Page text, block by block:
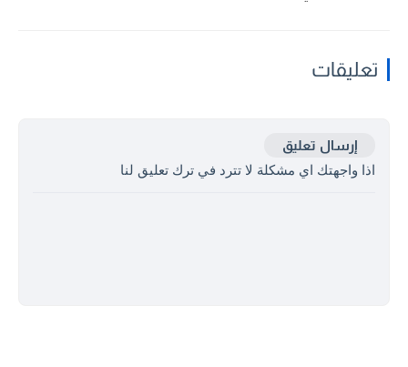
تعليقات
إرسال تعليق
اذا واجهتك اي مشكلة لا تترد في ترك تعليق لنا